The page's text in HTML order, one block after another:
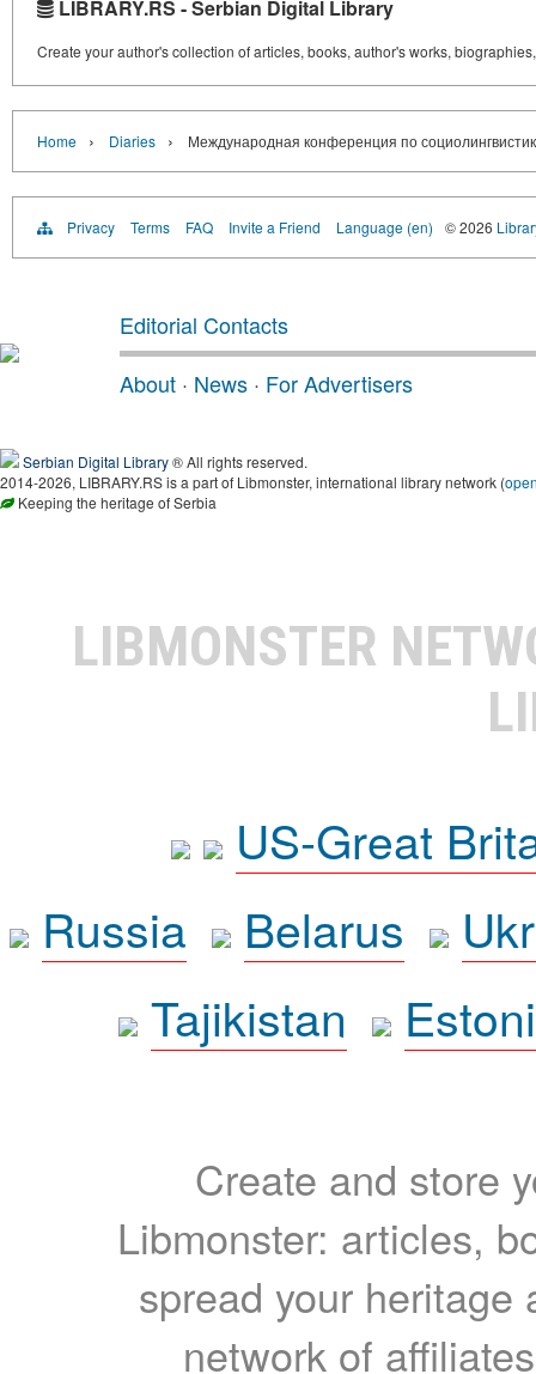
LIBRARY.RS - Serbian Digital Library
Create your author's collection of articles, books, author's works,
Home › Diaries › Международная конференция по
Privacy Terms FAQ Invite a Friend Language (en) © 2026
Editorial Contacts
About · News · For Advertisers
Serbian Digital Library® All rights reserved.
2014-2026, LIBRARY.RS is a part of Libmonster, international library network (
Keeping the heritage of Serbia
LIBMONSTER
US-Great
Russia
Belarus
Tajikistan
Create and store
Libmonster: articles,
spread your heritage
network of